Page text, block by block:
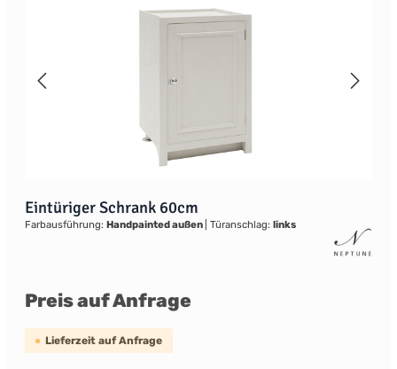
Eintüriger Schrank 60cm
Farbausführung: Handpainted außen Türanschlag: links
Preis auf Anfrage
Lieferzeit auf Anfrage